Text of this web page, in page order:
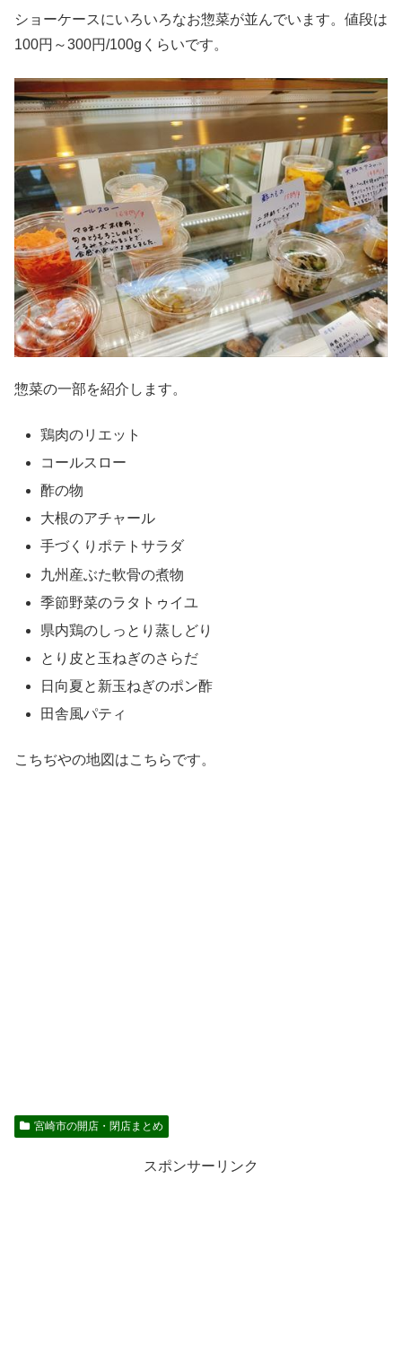
ショーケースにいろいろなお惣菜が並んでいます。値段は
100円～300円/100gくらいです。
惣菜の一部を紹介します。
鶏肉のリエット
コールスロー
酢の物
大根のアチャール
手づくりポテトサラダ
九州産ぶた軟骨の煮物
季節野菜のラタトゥイユ
県内鶏のしっとり蒸しどり
とり皮と玉ねぎのさらだ
日向夏と新玉ねぎのポン酢
田舎風パティ
こちぢやの地図はこちらです。
宮崎市の開店・閉店まとめ
スポンサーリンク